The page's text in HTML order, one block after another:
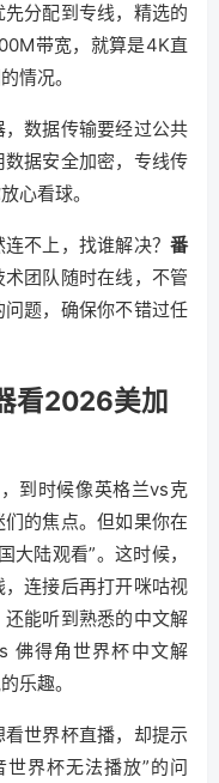
分配到专线，精选的
带宽，就算是4K直
情况。
数据传输要经过公共
数据安全加密，专线传
心看球。
不上，找谁解决？ 番
团队随时在线，不管
题，确保你不错过任
看2026美加
到时候像英格兰vs克
的焦点。但如果你在
大陆观看”。这时候，
连接后再打开咪咕视
能听到熟悉的中文解
得角世界杯中文解
乐趣。
世界杯直播，却提示
界杯无法播放”的问